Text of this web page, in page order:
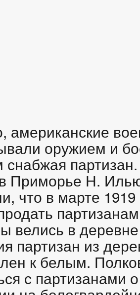
американские
оружием и
партизан.
Приморье Н.
что в марте
велись в
партизан из
к белым.
с партизанами